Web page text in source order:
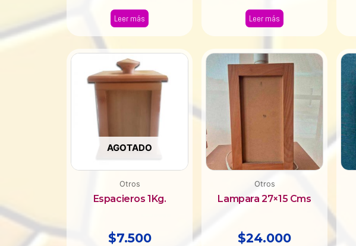
Leer más Leer más
AGOTADO
Otros
Espacieros 1Kg.
$7.500
Otros
Lampara 27×15 Cms
$24.000